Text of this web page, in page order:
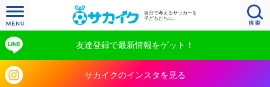
自分で考えるサッカーを
子どもたちに。
友達登録で最新情報をゲット！
サカイクのインスタを見る